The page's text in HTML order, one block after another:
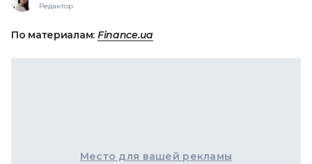
Редактор
По материалам: Finance.ua
Место для вашей рекламы